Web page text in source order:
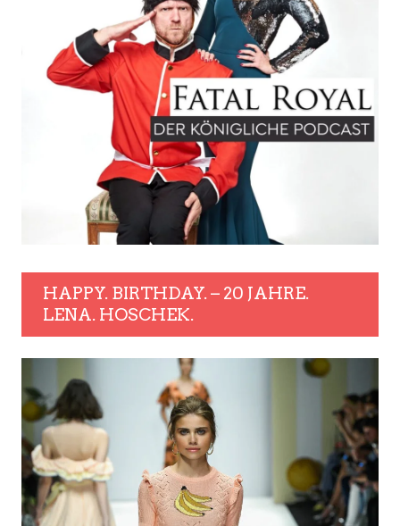
HAPPY. BIRTHDAY. – 20 JAHRE.
LENA. HOSCHEK.